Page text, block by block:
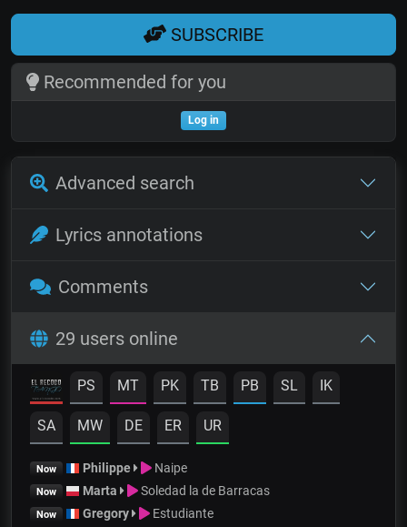
SUBSCRIBE
Recommended for you
Log in
Advanced search
Lyrics annotations
Comments
29 users online
PS MT PK TB PB SL IK
SA MW DE ER UR
Now Philippe Naipe
Now Marta Soledad la de Barracas
Now Gregory Estudiante